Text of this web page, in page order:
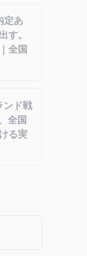
定あ
す。
全国
ンド戦
全国
る実